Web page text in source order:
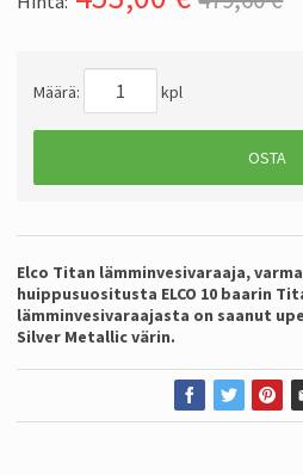
Määrä: kpl
OSTA
Elco Titan lämminvesivaraaja,
huippusuositusta ELCO 10 baarin
lämminvesivaraajasta on saanut
Silver Metallic värin.